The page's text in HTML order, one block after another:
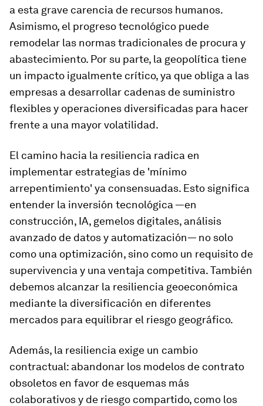
a esta grave carencia de recursos humanos.
Asimismo, el progreso tecnológico puede
remodelar las normas tradicionales de procura y
abastecimiento. Por su parte, la geopolítica tiene
un impacto igualmente crítico, ya que obliga a las
empresas a desarrollar cadenas de suministro
flexibles y operaciones diversificadas para hacer
frente a una mayor volatilidad.
El camino hacia la resiliencia radica en
implementar estrategias de 'mínimo
arrepentimiento' ya consensuadas. Esto significa
entender la inversión tecnológica —en
construcción, IA, gemelos digitales, análisis
avanzado de datos y automatización— no solo
como una optimización, sino como un requisito de
supervivencia y una ventaja competitiva. También
debemos alcanzar la resiliencia geoeconómica
mediante la diversificación en diferentes
mercados para equilibrar el riesgo geográfico.
Además, la resiliencia exige un cambio
contractual: abandonar los modelos de contrato
obsoletos en favor de esquemas más
colaborativos y de riesgo compartido, como los